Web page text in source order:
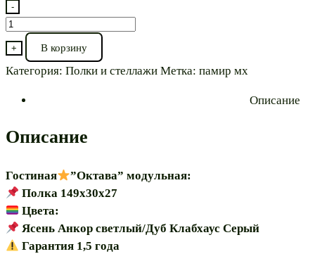
-
Количество
товара
Полка
модульная
+ В корзину
Категория: Полки и стеллажи Метка: памир мх
Описание
Описание
Гостиная
”Октава” модульная:
Полка 149х30х27
Цвета:
Ясень Анкор светлый/Дуб Клабхаус Серый
Гарантия 1,5 года